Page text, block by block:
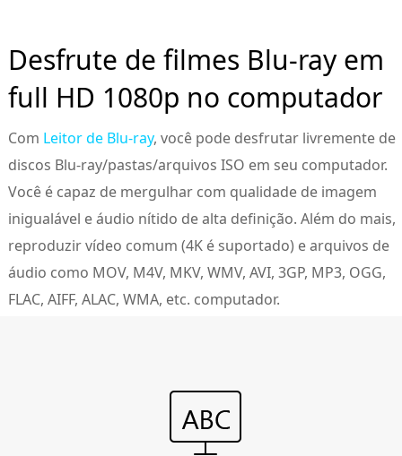
Desfrute de filmes Blu-ray em
full HD 1080p no computador
Com Leitor de Blu-ray, você pode desfrutar livremente de
discos Blu-ray/pastas/arquivos ISO em seu computador.
Você é capaz de mergulhar com qualidade de imagem
inigualável e áudio nítido de alta definição. Além do mais,
reproduzir vídeo comum (4K é suportado) e arquivos de
áudio como MOV, M4V, MKV, WMV, AVI, 3GP, MP3, OGG,
FLAC, AIFF, ALAC, WMA, etc. computador.